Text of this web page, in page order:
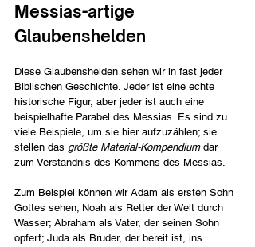
Messias-artige
Glaubenshelden
Diese Glaubenshelden sehen wir in fast jeder
Biblischen Geschichte. Jeder ist eine echte
historische Figur, aber jeder ist auch eine
beispielhafte Parabel des Messias. Es sind zu
viele Beispiele, um sie hier aufzuzählen; sie
stellen das größte Material-Kompendium dar
zum Verständnis des Kommens des Messias.
Zum Beispiel können wir Adam als ersten Sohn
Gottes sehen; Noah als Retter der Welt durch
Wasser; Abraham als Vater, der seinen Sohn
opfert; Juda als Bruder, der bereit ist, ins